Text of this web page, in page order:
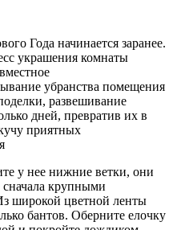
Года начинается заранее.
украшения комнаты
убранства помещения
развешивание
дней, превратив их в
приятных
у нее нижние ветки, они
сначала крупными
широкой цветной ленты
бантов. Оберните елочку